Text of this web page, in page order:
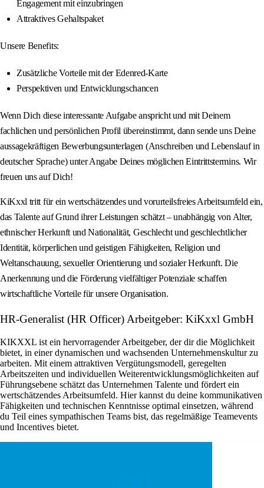
Engagement mit einzubringen
Attraktives Gehaltspaket
Unsere Benefits:
Zusätzliche Vorteile mit der Edenred-Karte
Perspektiven und Entwicklungschancen
Wenn Dich diese interessante Aufgabe anspricht und mit Deinem
fachlichen und persönlichen Profil übereinstimmt, dann sende uns Deine
aussagekräftigen Bewerbungsunterlagen (Anschreiben und Lebenslauf in
deutscher Sprache) unter Angabe Deines möglichen Eintrittstermins. Wir
freuen uns auf Dich!
KiKxxl tritt für ein wertschätzendes und vorurteilsfreies Arbeitsumfeld ein,
das Talente auf Grund ihrer Leistungen schätzt – unabhängig von Alter,
ethnischer Herkunft und Nationalität, Geschlecht und geschlechtlicher
Identität, körperlichen und geistigen Fähigkeiten, Religion und
Weltanschauung, sexueller Orientierung und sozialer Herkunft. Die
Anerkennung und die Förderung vielfältiger Potenziale schaffen
wirtschaftliche Vorteile für unsere Organisation.
HR-Generalist (HR Officer) Arbeitgeber: KiKxxl GmbH
KIKXXL ist ein hervorragender Arbeitgeber, der dir die Möglichkeit
bietet, in einer dynamischen und wachsenden Unternehmenskultur zu
arbeiten. Mit einem attraktiven Vergütungsmodell, geregelten
Arbeitszeiten und individuellen Weiterentwicklungsmöglichkeiten auf
Führungsebene schätzt das Unternehmen Talente und fördert ein
wertschätzendes Arbeitsumfeld. Hier kannst du deine kommunikativen
Fähigkeiten und technischen Kenntnisse optimal einsetzen, während
du Teil eines sympathischen Teams bist, das regelmäßige Teamevents
und Incentives bietet.